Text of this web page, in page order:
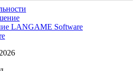
LANGAME Software